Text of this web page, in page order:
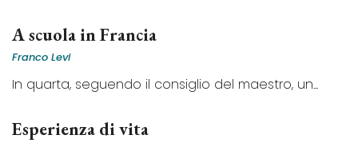
A scuola in Francia
Franco Levi
In quarta, seguendo il consiglio del maestro, un...
Esperienza di vita